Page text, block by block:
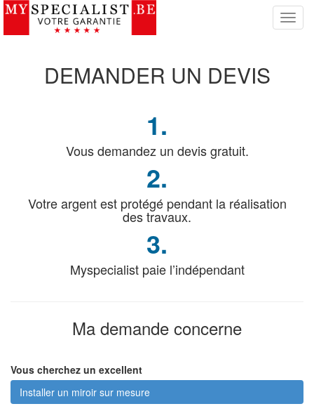
S
w
DEMANDER UN DEVIS
1.
Vous demandez un devis gratuit.
2.
Votre argent est protégé pendant la réalisation
des travaux.
3.
Myspecialist paie l’indépendant
Ma demande concerne
Vous cherchez un excellent
Installer un miroir sur mesure